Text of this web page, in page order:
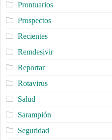
Prontuarios
Prospectos
Recientes
Remdesivir
Reportar
Rotavirus
Salud
Sarampión
Seguridad